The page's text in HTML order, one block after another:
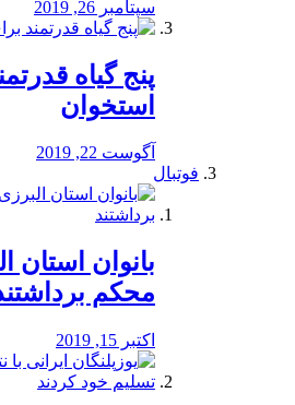
سپتامبر 26, 2019
پنج گیاه
استخوان
آگوست 22, 2019
فوتبال
بانوان استان
محكم
اکتبر 15, 2019